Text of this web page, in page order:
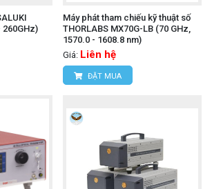
260GHz)
Máy phát tham chiếu kỹ thuật số
THORLABS MX70G-LB (70 GHz,
1570.0 - 1608.8 nm)
Giá: Liên hệ
ĐẶT MUA